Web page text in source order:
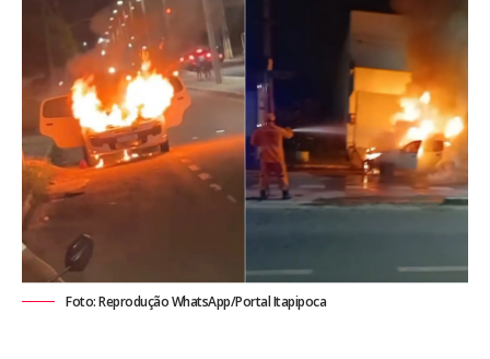
Foto: Reprodução WhatsApp/Portal Itapipoca